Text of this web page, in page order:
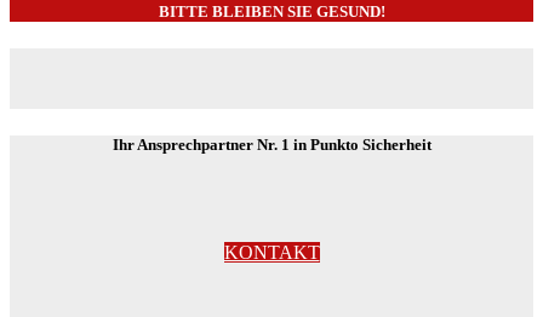
BITTE BLEIBEN SIE GESUND!
Ihr Ansprechpartner Nr. 1 in Punkto Sicherheit
KONTAKT